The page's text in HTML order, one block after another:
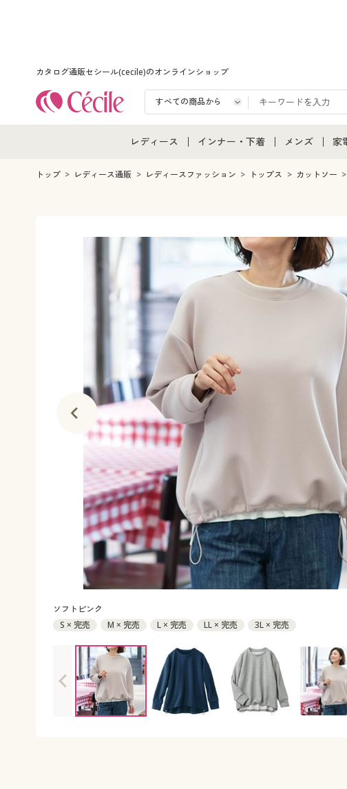
カタログ通販セシール(cecile)のオンラインショップ
レディース
レディース通販すべて
女性下着
インナー・下着
インナー・下着通販すべて
メンズ下着
ジュニア・ティーンズ下着
メンズ
メンズ通販す
メンズ下着
家
家
キ
トップ レディース通販 レディースファッション トップス カットソー
ソフトピンク
S × 完売
M × 完売 L × 完売 LL × 完売 3L × 完売